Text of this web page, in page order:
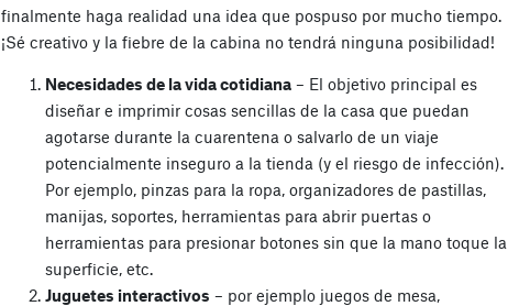
finalmente haga realidad una idea que pospuso por mucho tiempo.
¡Sé creativo y la fiebre de la cabina no tendrá ninguna posibilidad!
Necesidades de la vida cotidiana – El objetivo principal es
diseñar e imprimir cosas sencillas de la casa que puedan
agotarse durante la cuarentena o salvarlo de un viaje
potencialmente inseguro a la tienda (y el riesgo de infección).
Por ejemplo, pinzas para la ropa, organizadores de pastillas,
manijas, soportes, herramientas para abrir puertas o
herramientas para presionar botones sin que la mano toque la
superficie, etc.
Juguetes interactivos – por ejemplo juegos de mesa,